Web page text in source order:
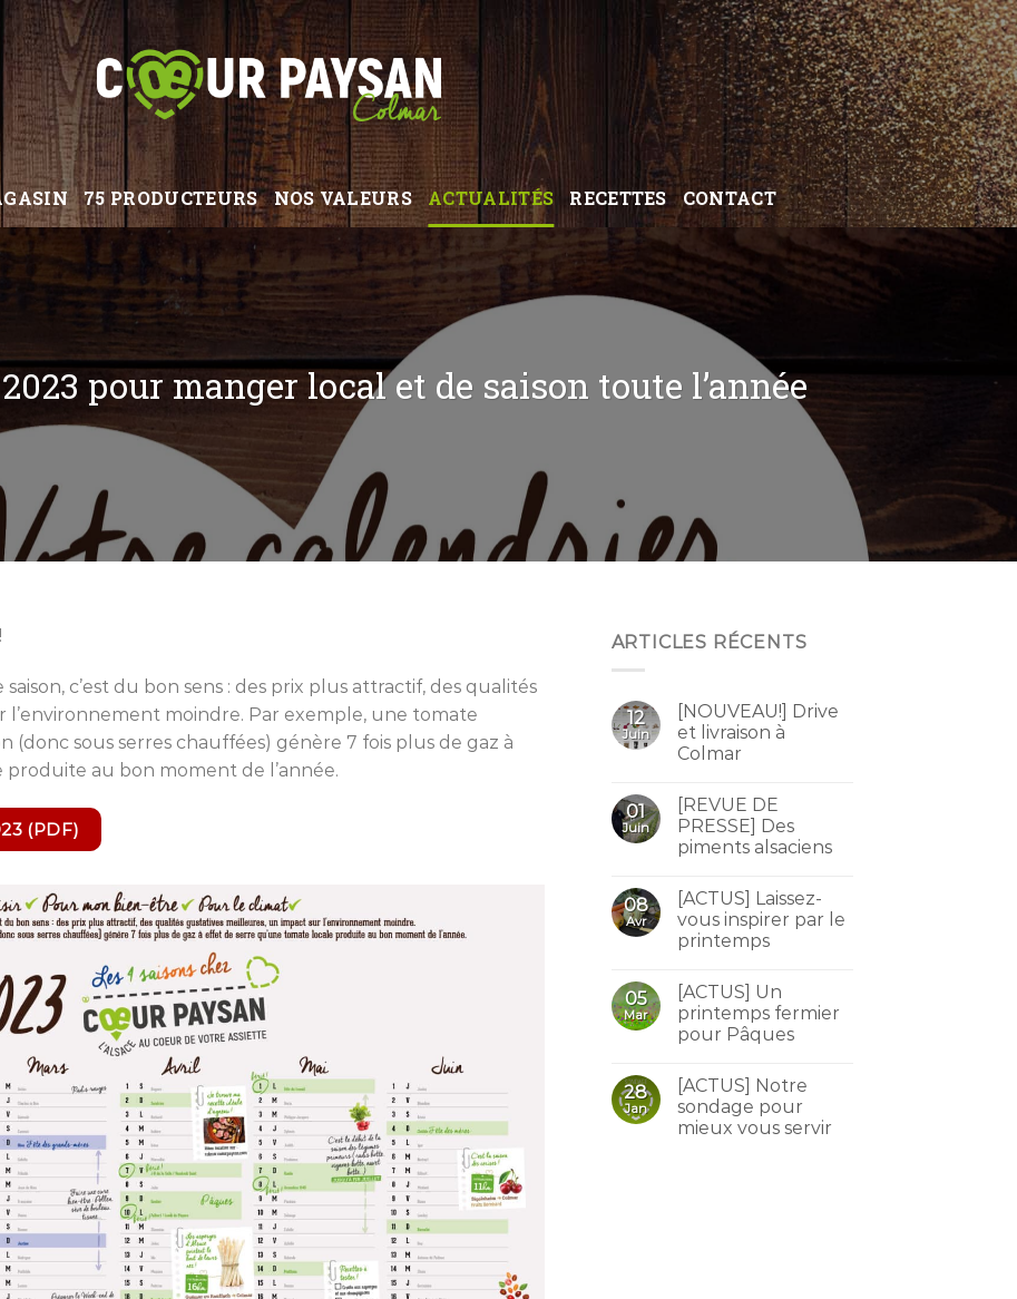
75 PRODUCTEURS NOS VALEURS ACTUALITÉS RECETTES CONTACT
pour manger local et de saison toute l’année
c’est du bon sens : des prix plus attractif, des qualités
l’environnement moindre. Par exemple, une tomate
(donc sous serres chauffées) génère 7 fois plus de gaz à
au bon moment de l’année.
(PDF)
ARTICLES RÉCENTS
12
Juin
[NOUVEAU!] Drive
et livraison à
Colmar
01
Juin
[REVUE DE
PRESSE] Des
piments alsaciens
08
Avr
[ACTUS] Laissez-
vous inspirer par le
printemps
05
Mar
[ACTUS] Un
printemps fermier
pour Pâques
28
Jan
[ACTUS] Notre
sondage pour
mieux vous servir